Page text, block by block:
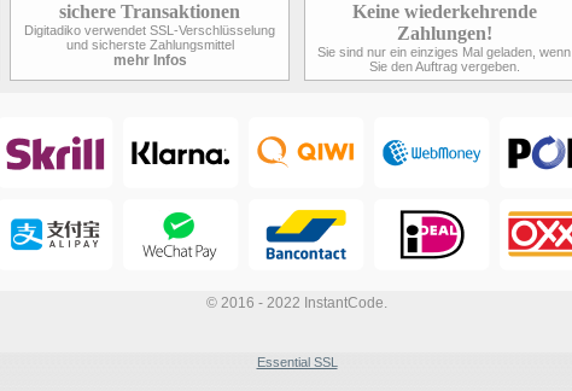
sichere Transaktionen
Digitadiko verwendet SSL-Verschlüsselung
und sicherste Zahlungsmittel
mehr Infos
Keine wiederkehrende
Zahlungen!
Sie sind nur ein einziges Mal geladen, wenn
Sie den Auftrag vergeben.
© 2016 - 2022 InstantCode.
Essential SSL